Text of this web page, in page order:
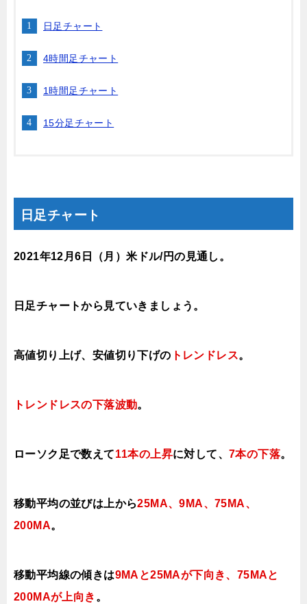
日足チャート
4時間足チャート
1時間足チャート
15分足チャート
日足チャート
2021年12月6 日（月）米ドル/円の見通し。
日足チャートから見ていきましょう。
高値切り上げ、安値切り下げの トレンドレス。
トレンドレスの下落波動。
ローソク足で数えて11本の上昇に対して、7本の下落。
移動平均の並びは上から25MA、9MA、75MA、
200MA。
移動平均線の傾きは9MAと25MAが下向き、75MAと
200MAが上向き 。